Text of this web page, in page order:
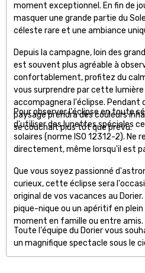
moment exceptionnel. En fin de
masquer une grande partie du
céleste rare et une ambiance
Depuis la campagne, loin des
est souvent plus agréable à
confortablement, profitez du
vous surprendre par cette
accompagnera l'éclipse. Pendant
paysage prendra des couleurs
se couchait plus tôt que prévu.
Pour observer l'éclipse en toute
d'utiliser des lunettes spéciales
solaires (norme ISO 12312-2). Ne
directement, même lorsqu'il est
Que vous soyez passionné
curieux, cette éclipse sera
original de vos vacances au
pique-nique ou un apéritif en
moment en famille ou entre amis.
Toute l'équipe du Dorier vous
un magnifique spectacle sous le